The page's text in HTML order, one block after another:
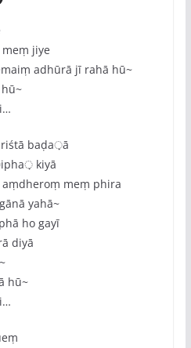
jiye
adhūrā jī rahā hū~
riśtā baḍa़ā
kiyā
meṃ phira
yahā~
ho gayī
diyā
hū~